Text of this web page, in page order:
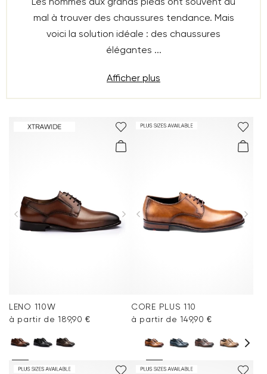
mal à trouver des chaussures tendance. Mais
voici la solution idéale : des chaussures
élégantes ...
Afficher plus
LENO 110W
à partir de 189,90 €
CORE PLUS 110
à partir de 149,90 €